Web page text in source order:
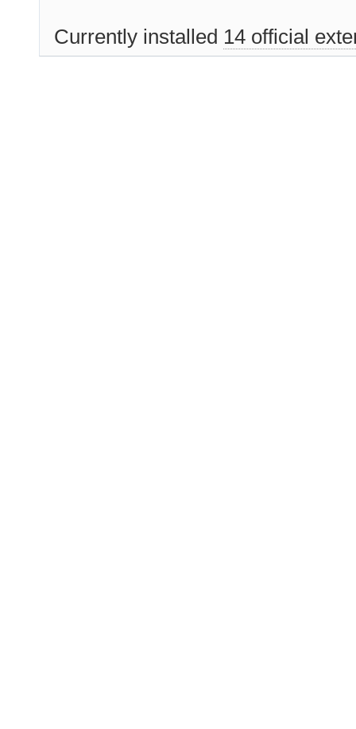
Currently installed 14 official